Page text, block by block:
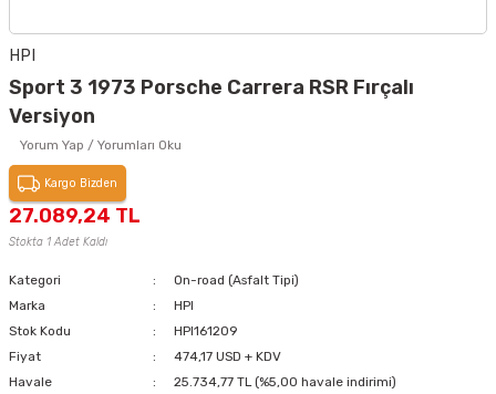
HPI
Sport 3 1973 Porsche Carrera RSR Fırçalı
Versiyon
Yorum Yap / Yorumları Oku
Kargo Bizden
27.089,24 TL
Stokta 1 Adet Kaldı
Kategori
On-road (Asfalt Tipi)
Marka
HPI
Stok Kodu
HPI161209
Fiyat
474,17 USD + KDV
Havale
25.734,77 TL (%5,00 havale indirimi)